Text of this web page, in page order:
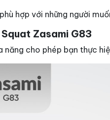
hợp với những người
Zasami G83
cho phép bạn thực